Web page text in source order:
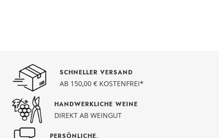
SCHNELLER VERSAND
AB 150,00 € KOSTENFREI*
HANDWERKLICHE WEINE
DIREKT AB WEINGUT
PERSÖNLICHE,